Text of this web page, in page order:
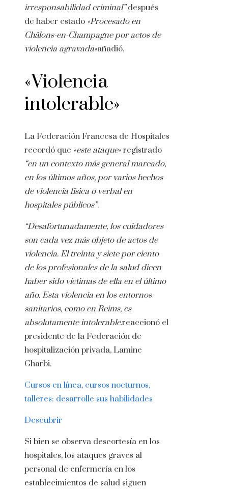
irresponsabilidad criminal”después
de haber estado «Procesado en
Châlons-en-Champagne por actos de
violencia agravada»añadió.
«Violencia
intolerable»
La Federación Francesa de Hospitales
recordó que «este ataque» registrado
“en un contexto más general marcado,
en los últimos años, por varios hechos
de violencia física o verbal en
hospitales públicos”.
“Desafortunadamente, los cuidadores
son cada vez más objeto de actos de
violencia. El treinta y siete por ciento
de los profesionales de la salud dicen
haber sido víctimas de ella en el último
año. Esta violencia en los entornos
sanitarios, como en Reims, es
absolutamente intolerable.reaccionó el
presidente de la Federación de
hospitalización privada, Lamine
Gharbi.
Cursos en línea, cursos nocturnos,
talleres: desarrolle sus habilidades
Descubrir
Si bien se observa descortesía en los
hospitales, los ataques graves al
personal de enfermería en los
establecimientos de salud siguen